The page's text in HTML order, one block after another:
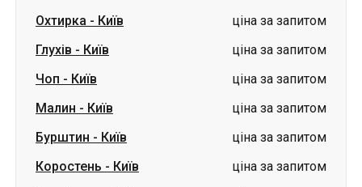
Охтирка - Київ
ціна за запитом
Глухів - Київ
ціна за запитом
Чоп - Київ
ціна за запитом
Малин - Київ
ціна за запитом
Бурштин - Київ
ціна за запитом
Коростень - Київ
ціна за запитом